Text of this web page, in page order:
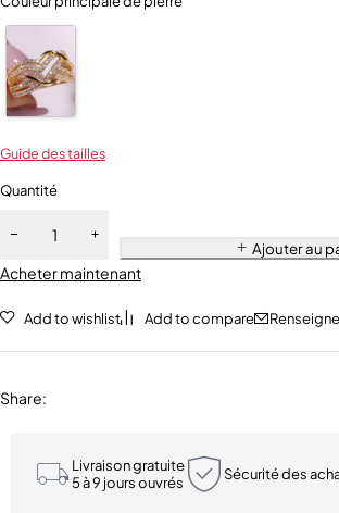
Guide des tailles
Quantité
Ajouter au
Acheter maintenant
Add to wishlist Add to compare
Share:
Livraison gratuite
5 à 9 jours ouvrés
Sécurité des